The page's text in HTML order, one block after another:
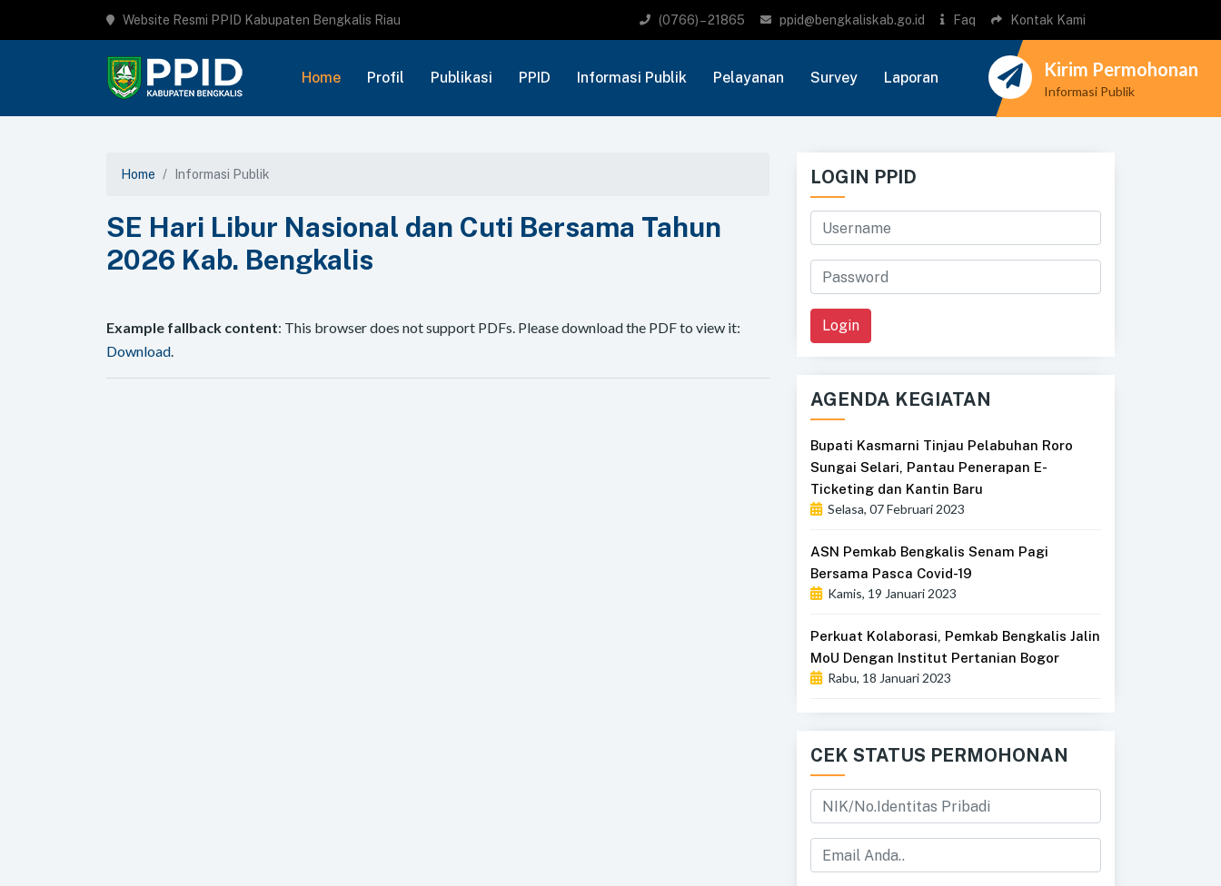
Website Resmi PPID Kabupaten Bengkalis Riau (0766) – 21865 ppid@bengkaliskab.go.id Faq Kontak Kami
Home Profil Publikasi PPID Informasi Publik Pelayanan Survey Laporan Kirim Permohonan
Informasi Publik
Home Informasi Publik
SE Hari Libur Nasional dan Cuti Bersama Tahun
2026 Kab. Bengkalis
Example fallback content: This browser does not support PDFs. Please download the PDF to view it:
Download.
LOGIN PPID
Login
AGENDA KEGIATAN
Bupati Kasmarni Tinjau Pelabuhan Roro
Sungai Selari, Pantau Penerapan E-
Ticketing dan Kantin Baru
Selasa, 07 Februari 2023
ASN Pemkab Bengkalis Senam Pagi
Bersama Pasca Covid-19
Kamis, 19 Januari 2023
Perkuat Kolaborasi, Pemkab Bengkalis Jalin
MoU Dengan Institut Pertanian Bogor
Rabu, 18 Januari 2023
CEK STATUS PERMOHONAN